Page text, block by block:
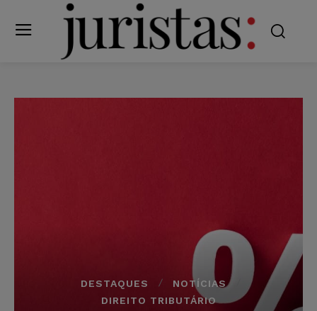
DESTAQUES
NOTÍCIAS
DIREITO TRIBUTÁRIO